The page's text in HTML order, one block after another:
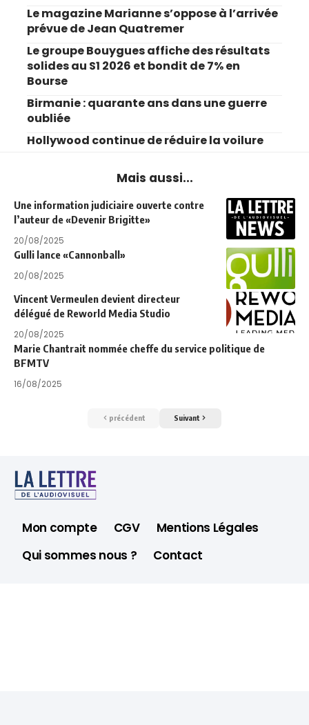
Le magazine Marianne s’oppose à l’arrivée
prévue de Jean Quatremer
Le groupe Bouygues affiche des résultats
solides au S1 2026 et bondit de 7% en
Bourse
Birmanie : quarante ans dans une guerre
oubliée
Hollywood continue de réduire la voilure
Mais aussi...
Une information judiciaire ouverte contre
l’auteur de «Devenir Brigitte»
20/08/2025
Gulli lance «Cannonball»
20/08/2025
Vincent Vermeulen devient directeur
délégué de Reworld Media Studio
20/08/2025
Marie Chantrait nommée cheffe du service politique de
BFMTV
16/08/2025
précédent Suivant
Mon compte CGV
Mentions Légales
Qui sommes nous ?
Contact